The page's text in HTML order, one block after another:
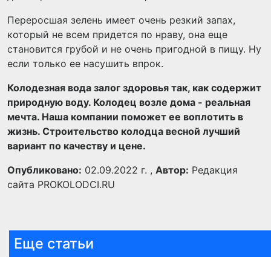
Переросшая зелень имеет очень резкий запах,
который не всем придется по нраву, она еще
становится грубой и не очень пригодной в пищу. Ну
если только ее насушить впрок.
Колодезная вода залог здоровья так, как содержит
природную воду. Колодец возле дома - реальная
мечта. Наша компании поможет ее воплотить в
жизнь. Строительство колодца весной лучший
вариант по качеству и цене.
Опубликовано: 02.09.2022 г. , Автор: Редакция
сайта PROKOLODCI.RU
Еще статьи